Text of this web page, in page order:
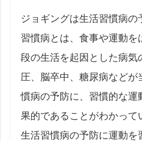
ジョギングは生活習慣病
習慣病とは、食事や運動
段の生活を起因とした病気
圧、脳卒中、糖尿病などが
慣病の予防に、習慣的な運
果的であることがわかって
生活習慣病の予防に運動を